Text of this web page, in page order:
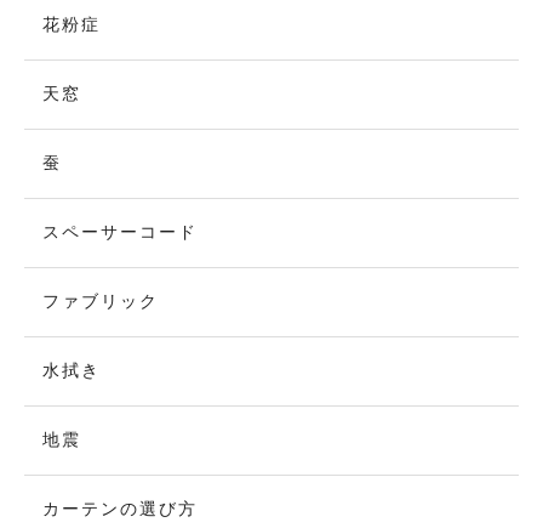
花粉症
天窓
蚕
スペーサーコード
ファブリック
水拭き
地震
カーテンの選び方